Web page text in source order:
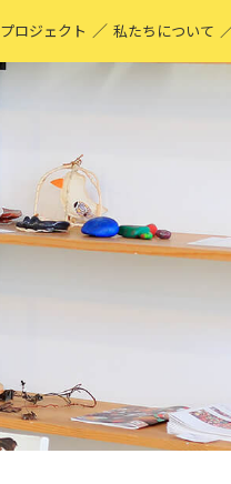
プロジェクト
MO-YA-CO UNIQUE PRODUCT！
アーティストページ
MO-YA-CO キフ
／ 私たちについて